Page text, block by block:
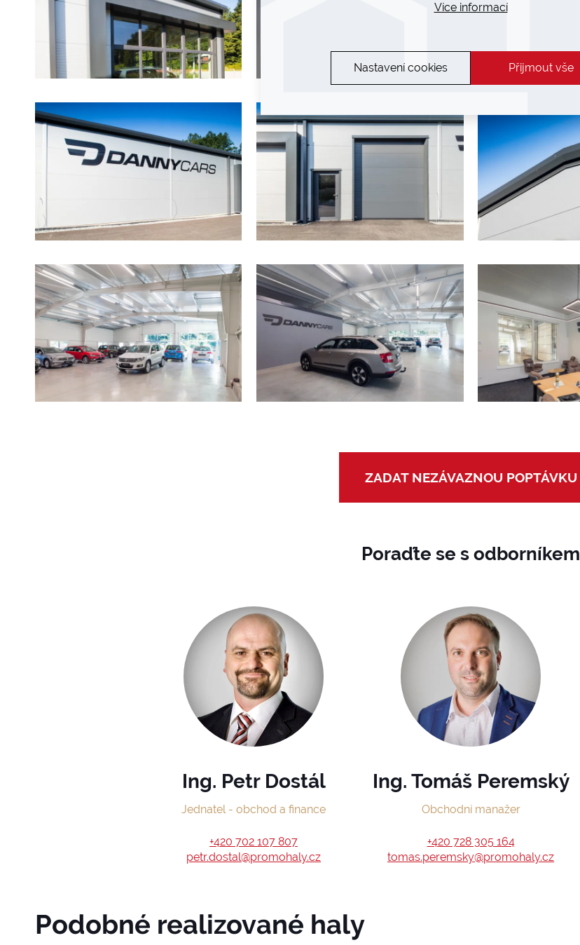
Více informací
Nastavení cookies Přijmout vše
ZADAT NEZÁVAZNOU POPTÁVKU
Poraďte se s odborníkem
Ing. Petr Dostál
Jednatel - obchod a finance
+420 702 107 807
petr.dostal@promohaly.cz
Ing. Tomáš Peremský
Obchodní manažer
+420 728 305 164
tomas.peremsky@promohaly.cz
Podobné realizované haly